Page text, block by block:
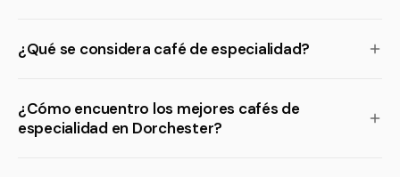
¿Qué se considera café de especialidad?
¿Cómo encuentro los mejores cafés de
especialidad en Dorchester?